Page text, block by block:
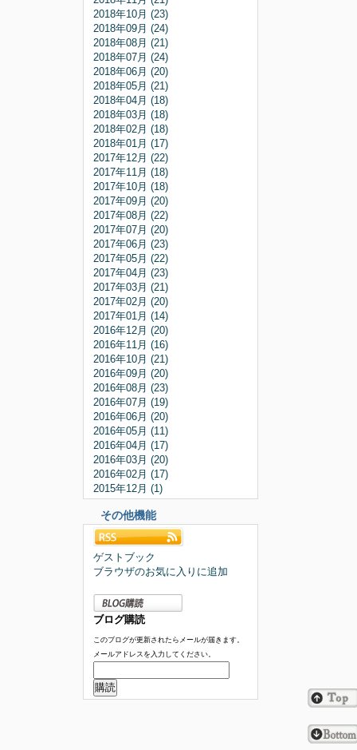
2018年10月 (23)
2018年09月 (24)
2018年08月 (21)
2018年07月 (24)
2018年06月 (20)
2018年05月 (21)
2018年04月 (18)
2018年03月 (18)
2018年02月 (18)
2018年01月 (17)
2017年12月 (22)
2017年11月 (18)
2017年10月 (18)
2017年09月 (20)
2017年08月 (22)
2017年07月 (20)
2017年06月 (23)
2017年05月 (22)
2017年04月 (23)
2017年03月 (21)
2017年02月 (20)
2017年01月 (14)
2016年12月 (20)
2016年11月 (16)
2016年10月 (21)
2016年09月 (20)
2016年08月 (23)
2016年07月 (19)
2016年06月 (20)
2016年05月 (11)
2016年04月 (17)
2016年03月 (20)
2016年02月 (17)
2015年12月 (1)
その他機能
ゲストブック
ブラウザのお気に入りに追加
ブログ購読
このブログが更新されたらメールが届きます。
メールアドレスを入力してください。